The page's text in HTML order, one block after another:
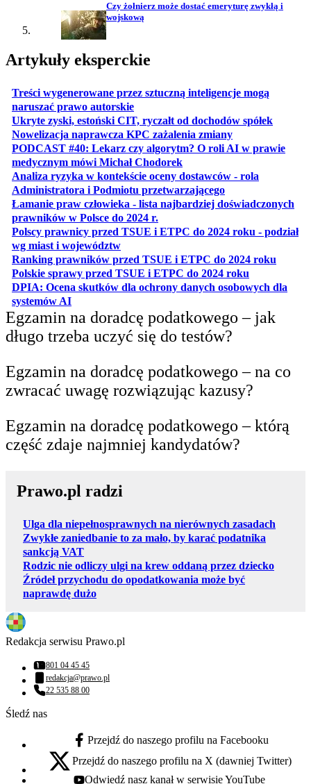
Czy żołnierz może dostać emeryturę zwykłą i
wojskową
Artykuły eksperckie
Treści wygenerowane przez sztuczną inteligencje mogą
naruszać prawo autorskieotwiera się w nowej karcie
Ukryte zyski, estoński CIT, ryczałt od dochodów spółekotwiera
Nowelizacja naprawcza KPC zażalenia zmianyotwiera się w
PODCAST #40: Lekarz czy algorytm? O roli AI w prawie
medycznym mówi Michał Chodorekotwiera się w nowej karcie
Analiza ryzyka w kontekście oceny dostawców - rola
Administratora i Podmiotu przetwarzającegootwiera się w
Łamanie praw człowieka - lista najbardziej doświadczonych
prawników w Polsce do 2024 r.
Polscy prawnicy przed TSUE i ETPC do 2024 roku - podział
wg miast i województwotwiera się w nowej karcie
Ranking prawników przed TSUE i ETPC do 2024 roku
Polskie sprawy przed TSUE i ETPC do 2024 roku
DPIA: Ocena skutków dla ochrony danych osobowych dla
systemów AIotwiera się w nowej karcie
Egzamin na doradcę podatkowego – jak
długo trzeba uczyć się do testów?
Egzamin na doradcę podatkowego – na co
zwracać uwagę rozwiązując kazusy?
Egzamin na doradcę podatkowego – którą
część zdaje najmniej kandydatów?
Prawo.pl radzi
Ulga dla niepełnosprawnych na nierównych zasadach
Zwykłe zaniedbanie to za mało, by karać podatnika
sankcją VAT
Rodzic nie odliczy ulgi na krew oddaną przez dziecko
Źródeł przychodu do opodatkowania może być
naprawdę dużo
Redakcja serwisu Prawo.pl
Numer telefonu:
801 04 45 45
Adres email:
redakcja@prawo.pl
Numer telefonu:
22 535 88 00
Śledź nas
facebook - otwiera się w nowej karcie
Przejdź do naszego profilu na Facebooku
x - otwiera się w nowej karcie
Przejdź do naszego profilu na X (dawniej Twitter)
Odwiedź nasz kanał w serwisie YouTube